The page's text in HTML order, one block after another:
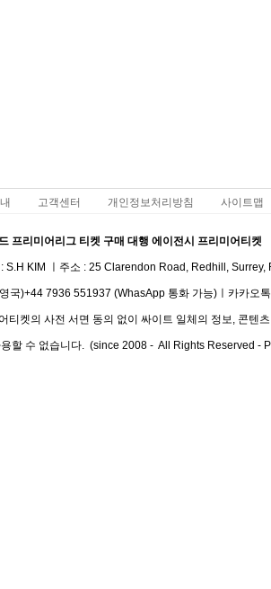
고객센터 개인정보처리방침 사이트맵
프리미어리그 티켓 구매 대행 에이전시 프리미어티켓
S.H KIM ㅣ주소 : 25 Clarendon Road, Redhill, Surrey,
국)+44 7936 551937 (WhasApp 통화 가능) 카카오
티켓의 사전 서면 동의 없이 싸이트 일체의 정보, 콘텐
용할 수 없습니다. (since 2008 - All Rights Reserved -